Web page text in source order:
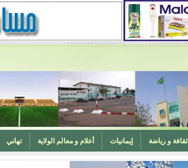
ثقافة و رياضة إيمانيات أعلام و معالم الولاية تهاني
وزارة الشؤون الإسلامية تدعو لتوحيد خطبة الجمعة حول الحرابة